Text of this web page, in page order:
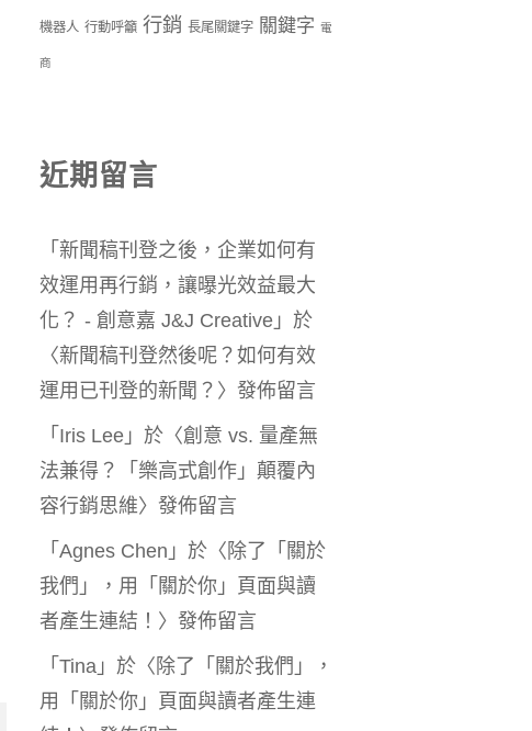
機器人 行動呼籲 行銷 長尾關鍵字 關鍵字 電
商
近期留言
「 新聞稿刊登之後，企業如何有
效運用再行銷，讓曝光效益最大
化？ - 創意嘉 J&J Creative 」於
〈新聞稿刊登然後呢？如何有效
運用已刊登的新聞？ 〉發佈留言
「 Iris Lee 」於〈創意 vs. 量產無
法兼得？「樂高式創作」顛覆內
容行銷思維〉發佈留言
「 Agnes Chen 」於〈 除了「關於
我們」，用「關於你」頁面與讀
者產生連結！ 〉發佈留言
「 Tina 」於〈 除了「關於我們」，
用「關於你」頁面與讀者產生連